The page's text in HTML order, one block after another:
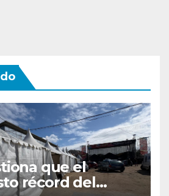
que el
récord del